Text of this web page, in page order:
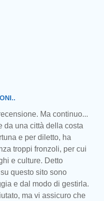
Ma continuo...
da una città della costa
e per diletto, ha
troppi fronzoli, per cui
e culture. Detto
questo sito sono
e dal modo di gestirla.
ma vi assicuro che